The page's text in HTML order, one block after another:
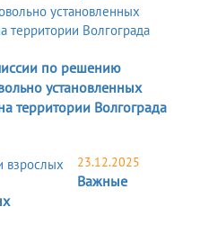
по решению
установленных
территории Волгограда
23.12.2025
Важные